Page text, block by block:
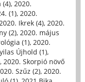
(4), 2020.
(1), 2020.
Ikrek (4), 2020.
(2), 2020. május
(1), 2020.
Újhold (1),
, 2020. Skorpió növő
Szűz (2), 2020.